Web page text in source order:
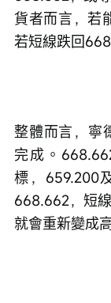
貨者而言，若
若短線跌回
整體而言，寧
完成。
標，659.200
668.662，短
就會重新變成